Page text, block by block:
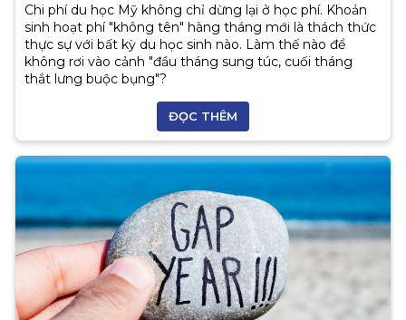
Chi phí du học Mỹ không chỉ dừng lại ở học phí. Khoản
sinh hoạt phí "không tên" hàng tháng mới là thách thức
thực sự với bất kỳ du học sinh nào. Làm thế nào để
không rơi vào cảnh "đầu tháng sung túc, cuối tháng
thắt lưng buộc bụng"?
ĐỌC THÊM